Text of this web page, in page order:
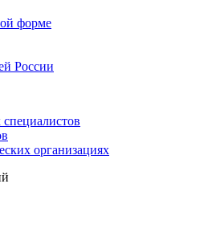
форме
России
организациях